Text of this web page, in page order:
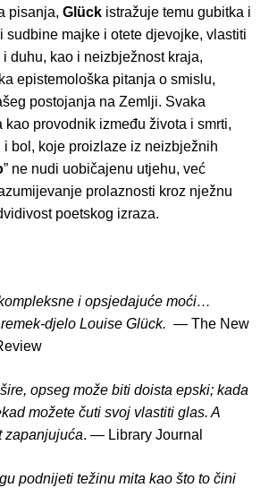
pisanja, Glück istražuje temu gubitka i
sudbine majke i otete djevojke, vlastiti
duhu, kao i neizbježnost kraja,
epistemološka pitanja o smislu,
postojanja na Zemlji. Svaka
kao provodnik između života i smrti,
bol, koje proizlaze iz neizbježnih
” ne nudi uobičajenu utjehu, već
prolaznosti kroz nježnu
poetskog izraza.
i opsjedajuće moći…
djelo Louise Glück. — The New
opseg može biti doista epski; kada
možete čuti svoj vlastiti glas. A
zapanjujuća. — Library Journal
podnijeti težinu mita kao što to čini